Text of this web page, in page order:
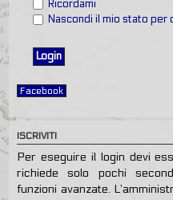
Ricordami
Nascondi il mio stato per
Facebook
ISCRIVITI
Per eseguire il login devi
richiede solo pochi
funzioni avanzate.